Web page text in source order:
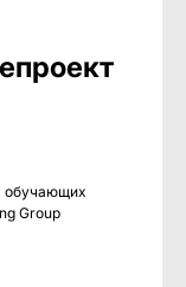
обучающих
Group